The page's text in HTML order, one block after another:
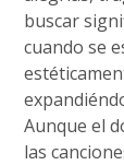
buscar
cuando se
Aunque el
las